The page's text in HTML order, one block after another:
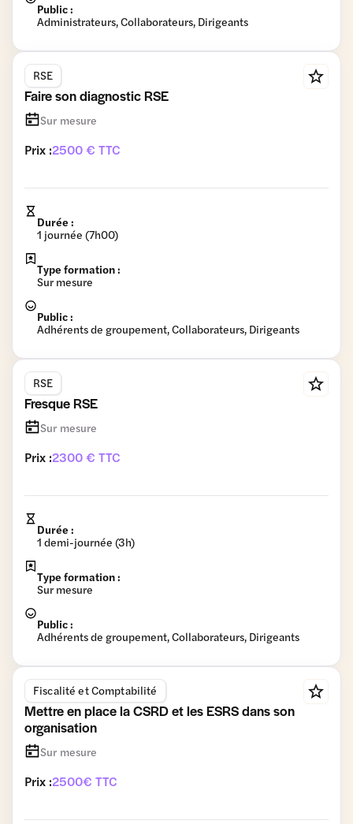
Public :
Administrateurs, Collaborateurs, Dirigeants
RSE
Faire son diagnostic RSE
Sur mesure
Prix :2500 € TTC
Durée :
1 journée (7h00)
Type formation :
Sur mesure
Public :
Adhérents de groupement, Collaborateurs, Dirigeants
RSE
Fresque RSE
Sur mesure
Prix :2300 € TTC
Durée :
1 demi-journée (3h)
Type formation :
Sur mesure
Public :
Adhérents de groupement, Collaborateurs, Dirigeants
Fiscalité et Comptabilité
Mettre en place la CSRD et les ESRS dans son
organisation
Sur mesure
Prix :2500€ TTC